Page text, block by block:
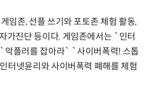
임존, 선플 쓰기와 포토존 체험 활동,
가진단 등이다. 게임존에서는 `인터
악플러를 잡아라` `사이버폭력! 스톱
터넷윤리와 사이버폭력 폐해를 체험